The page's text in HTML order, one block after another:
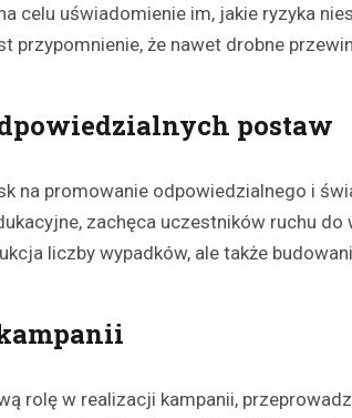
celu uświadomienie im, jakie ryzyka
przypomnienie, że nawet drobne
postaw
na promowanie odpowiedzialnego i
zachęca uczestników ruchu
liczby wypadków, ale także
rolę w realizacji kampanii,